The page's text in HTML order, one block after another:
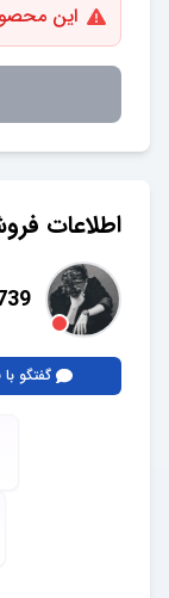
این
اطلاعات
گفتگو